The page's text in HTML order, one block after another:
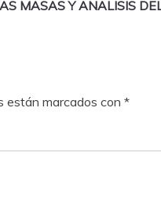
MASAS Y ANALISIS
están marcados con *